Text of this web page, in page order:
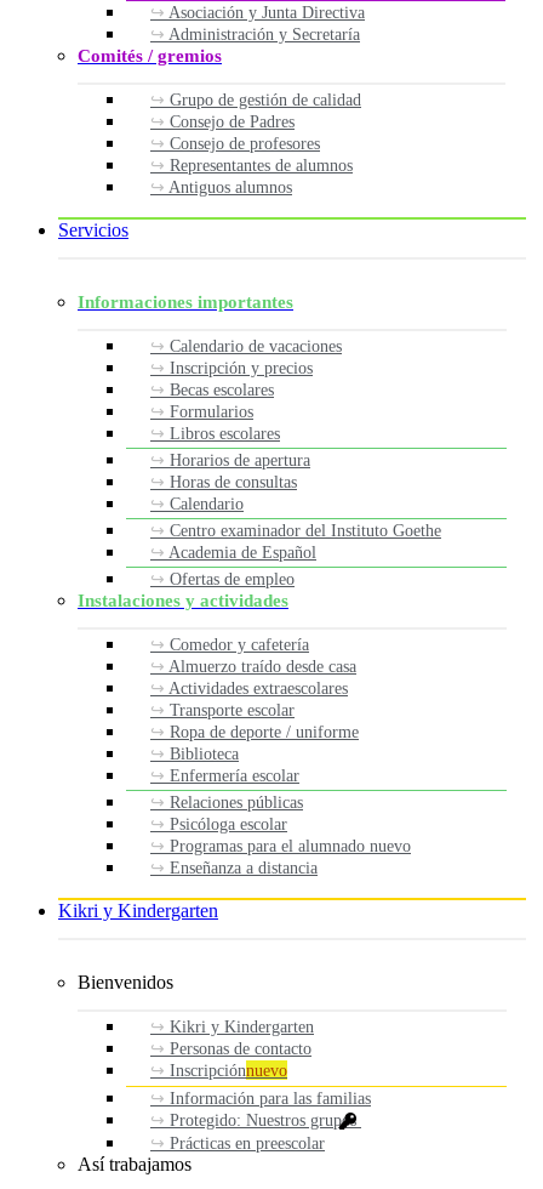
Asociación y Junta Directiva
Administración y Secretaría
Comités / gremios
Grupo de gestión de calidad
Consejo de Padres
Consejo de profesores
Representantes de alumnos
Antiguos alumnos
Servicios
Informaciones importantes
Calendario de vacaciones
Inscripción y precios
Becas escolares
Formularios
Libros escolares
Horarios de apertura
Horas de consultas
Calendario
Centro examinador del Instituto Goethe
Academia de Español
Ofertas de empleo
Instalaciones y actividades
Comedor y cafetería
Almuerzo traído desde casa
Actividades extraescolares
Transporte escolar
Ropa de deporte / uniforme
Biblioteca
Enfermería escolar
Relaciones públicas
Psicóloga escolar
Programas para el alumnado nuevo
Enseñanza a distancia
Kikri y Kindergarten
Bienvenidos
Kikri y Kindergarten
Personas de contacto
Inscripciónnuevo
Información para las familias
Protegido: Nuestros grupos
Prácticas en preescolar
Así trabajamos